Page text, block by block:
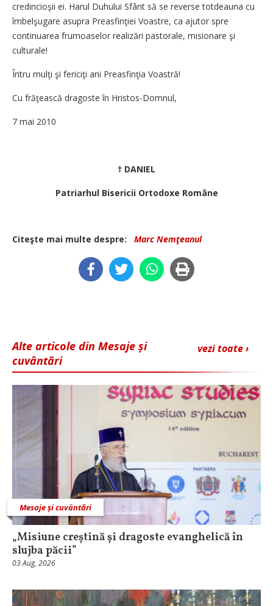
credincioşii ei. Harul Duhului Sfânt să se reverse totdeauna cu
îmbelşugare asupra Preasfinţiei Voastre, ca ajutor spre
continuarea frumoaselor realizări pastorale, misionare şi
culturale!
Întru mulţi şi fericiţi ani Preasfinţia Voastră!
Cu frăţească dragoste în Hristos-Domnul,
7 mai 2010
† DANIEL
Patriarhul Bisericii Ortodoxe Române
Citeşte mai multe despre: Marc Nemţeanul
vezi toate ›
Alte articole din Mesaje și
cuvântări
Mesaje și cuvântări
„Misiune creștină și dragoste evanghelică în
slujba păcii”
03 Aug, 2026